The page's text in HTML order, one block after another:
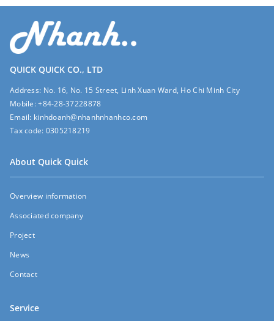
đơn VAT, công nợ linh hoạt. Đặt trước
12h giao ngay hôm sau!
QUICK QUICK CO., LTD
Address: No. 16, No. 15 Street, Linh Xuan Ward, Ho Chi Minh City
Mobile:+84-28-37228878
Email: kinhdoanh@nhanhnhanhco.com
Tax code: 0305218219
About Quick Quick
Overview information
Associated company
Project
News
Contact
Service